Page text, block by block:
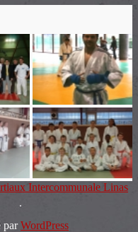
Intercommunale Linas
parWordPress